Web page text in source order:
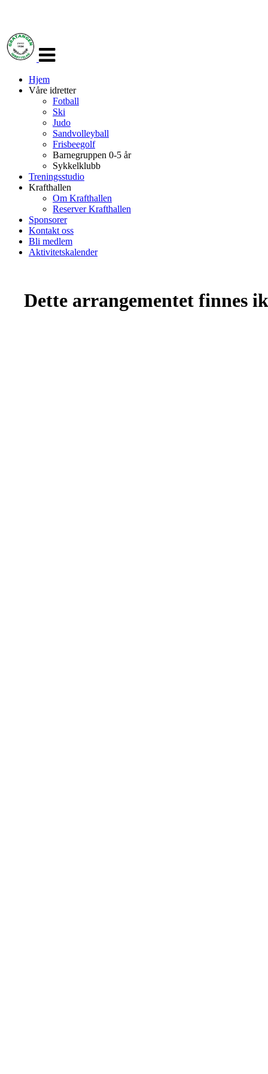
navigasjon
Hjem
Våre idretter
Fotball
Ski
Judo
Sandvolleyball
Frisbeegolf
Barnegruppen 0-5 år
Sykkelklubb
Treningsstudio
Krafthallen
Om Krafthallen
Reserver Krafthallen
Sponsorer
Kontakt oss
Bli medlem
Aktivitetskalender
Dette arrangementet finnes